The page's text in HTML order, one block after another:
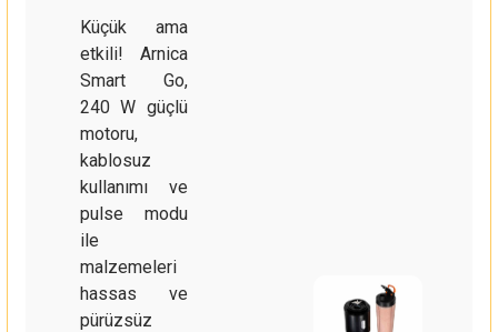
Küçük ama
etkili! Arnica
Smart Go,
240 W güçlü
motoru,
kablosuz
kullanımı ve
pulse modu
ile
malzemeleri
hassas ve
pürüzsüz